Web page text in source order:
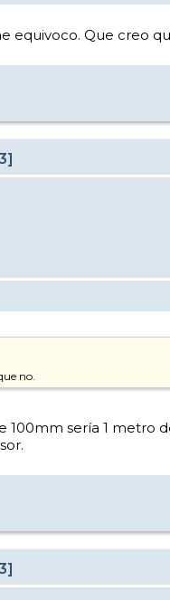
equivoco. Que creo
no.
sería 1 metro